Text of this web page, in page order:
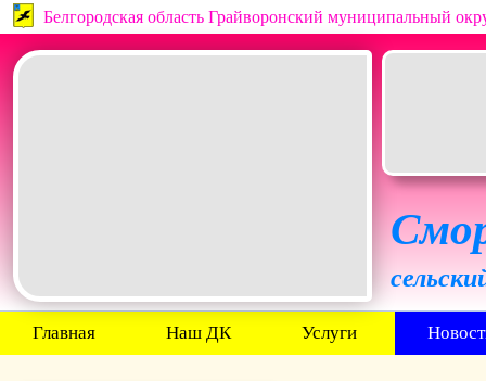
Белгородская область Грайворонский муниципальный
Главная Наш ДК Услуги